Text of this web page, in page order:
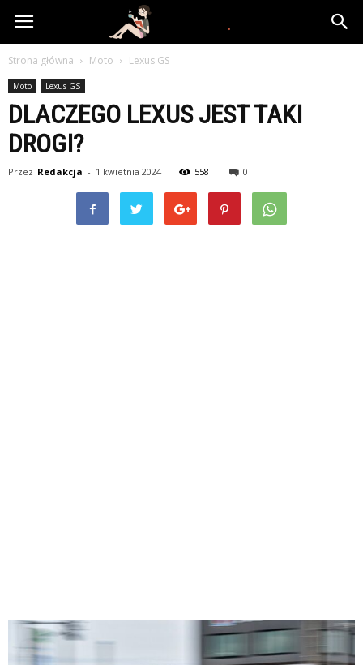
www.yooki.pl
Strona główna Moto Lexus GS
Moto Lexus GS
DLACZEGO LEXUS JEST TAKI
DROGI?
Przez Redakcja - 1 kwietnia 2024 558 0